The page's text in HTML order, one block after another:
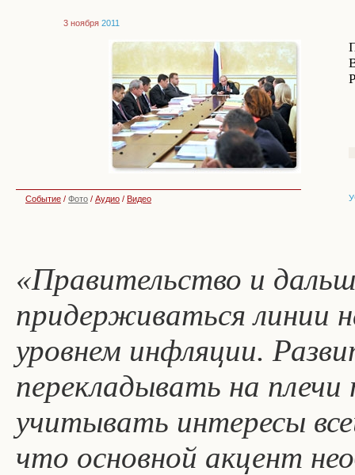
3 ноября 2011
Событие / Фото / Аудио / Видео
«Правительство и
придерживаться линии
уровнем инфляции.
перекладывать на
учитывать интересы
что основной акцент